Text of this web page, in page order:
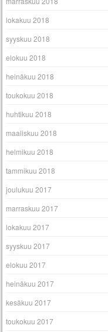
lokakuu 2018
syyskuu 2018
elokuu 2018
heinäkuu 2018
toukokuu 2018
huhtikuu 2018
maaliskuu 2018
helmikuu 2018
tammikuu 2018
joulukuu 2017
marraskuu 2017
lokakuu 2017
syyskuu 2017
elokuu 2017
heinäkuu 2017
kesäkuu 2017
toukokuu 2017